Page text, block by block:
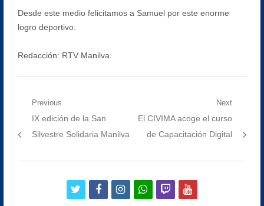
Desde este medio felicitamos a Samuel por este enorme
logro deportivo.
Redacción: RTV Manilva.
Navegación
Previous
Previous
post:
IX edición de la San
Silvestre Solidaria Manilva
Next
Next
post:
El CIVIMA acoge el curso
de Capacitación Digital
twitterfacebookinstagramwhatsapp
twitchyoutube